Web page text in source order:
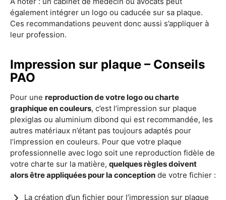
également intégrer un logo ou caducée sur sa plaque.
Ces recommandations peuvent donc aussi s’appliquer à
leur profession.
Impression sur plaque – Conseils
PAO
Pour une reproduction de votre logo ou charte
graphique en couleurs, c’est l’impression sur plaque
plexiglas ou aluminium dibond qui est recommandée, les
autres matériaux n’étant pas toujours adaptés pour
l’impression en couleurs. Pour que votre plaque
professionnelle avec logo soit une reproduction fidèle de
votre charte sur la matière, quelques règles doivent
alors être appliquées pour la conception de votre fichier :
La création d’un fichier pour l’impression sur plaque